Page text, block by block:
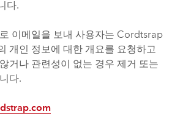
다.
이메일을 보내 사용자는 Cordtsrap
개인 정보에 대한 개요를 요청하고
거나 관련성이 없는 경우 제거 또는
다.